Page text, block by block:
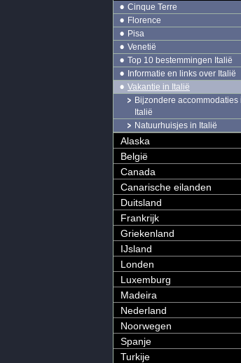
Cinque Terre
Florence
Pisa
Venetië
Top 10 bestemmingen Italië
Informatie en links over Italië
Vakantie in Italië
Bijzondere accommodaties
Italië
Natuurhuisjes in Italië
Alaska
België
Canada
Canarische eilanden
Duitsland
Frankrijk
Griekenland
IJsland
Londen
Luxemburg
Madeira
Nederland
Noorwegen
Spanje
Turkije